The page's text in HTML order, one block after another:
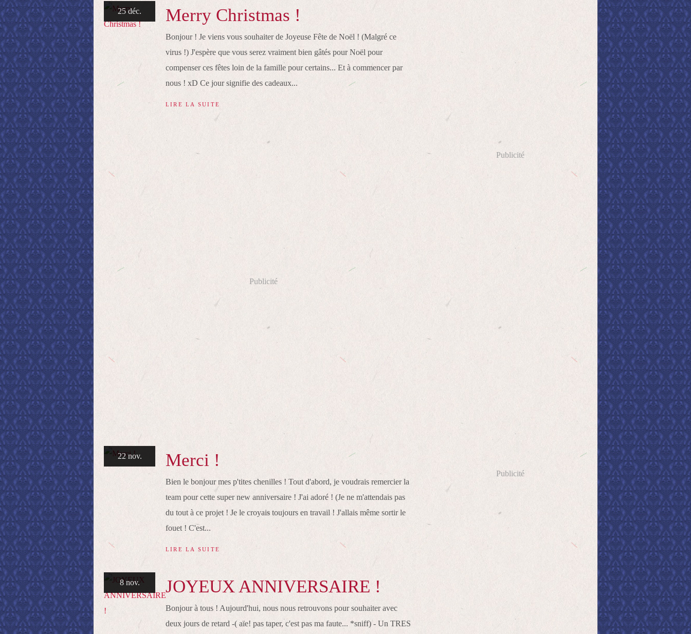
25 déc. Merry Christmas !
Bonjour ! Je viens vous souhaiter de Joyeuse Fête de Noël ! (Malgré ce
virus !) J'espère que vous serez vraiment bien gâtés pour Noël pour
compenser ces fêtes loin de la famille pour certains... Et à commencer par
nous ! xD Ce jour signifie des cadeaux...
LIRE LA SUITE
Publicité
22 nov. Merci !
Bien le bonjour mes p'tites chenilles ! Tout d'abord, je voudrais remercier la
team pour cette super new anniversaire ! J'ai adoré ! (Je ne m'attendais pas
du tout à ce projet ! Je le croyais toujours en travail ! J'allais même sortir le
fouet ! C'est...
LIRE LA SUITE
8 nov. JOYEUX ANNIVERSAIRE !
Bonjour à tous ! Aujourd'hui, nous nous retrouvons pour souhaiter avec
deux jours de retard -( aïe! pas taper, c'est pas ma faute... *sniff) - Un TRES
Publicité
Publicité